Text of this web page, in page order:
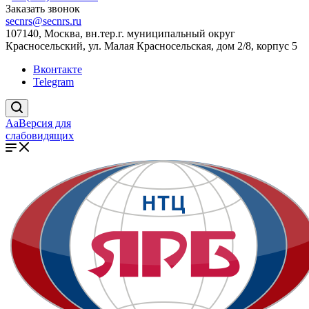
Заказать звонок
secnrs@secnrs.ru
107140, Москва, вн.тер.г. муниципальный округ
Красносельский, ул. Малая Красносельская, дом 2/8, корпус 5
Вконтакте
Telegram
AaВерсия для
слабовидящих